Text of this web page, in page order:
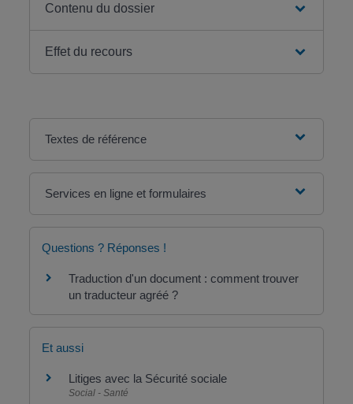
Contenu du dossier
Effet du recours
Textes de référence
Services en ligne et formulaires
Questions ? Réponses !
Traduction d'un document : comment trouver
un traducteur agréé ?
Et aussi
Litiges avec la Sécurité sociale
Social - Santé